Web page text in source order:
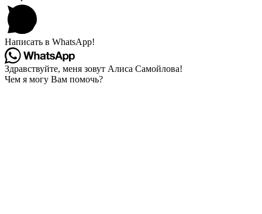
Написать в WhatsApp!
Здравствуйте, меня зовут Алиса Самойлова!
Чем я могу Вам помочь?